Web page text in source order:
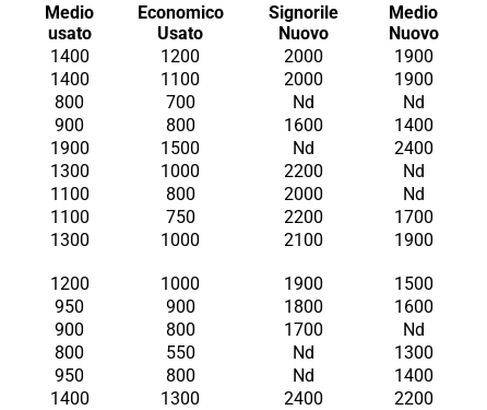
Medio
usato
Economico
Usato
Signorile
Nuovo
Medio
Nuovo
1400 1200 2000 1900
1400 1100 2000 1900
800 700 Nd Nd
900 800 1600 1400
1900 1500 Nd 2400
1300 1000 2200 Nd
1100 800 2000 Nd
1100 750 2200 1700
1300 1000 2100 1900
1200 1000 1900 1500
950 900 1800 1600
900 800 1700 Nd
800 550 Nd 1300
950 800 Nd 1400
1400 1300 2400 2200